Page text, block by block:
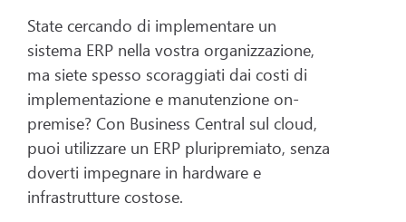
State cercando di implementare un
sistema ERP nella vostra organizzazione,
ma siete spesso scoraggiati dai costi di
implementazione e manutenzione on-
premise? Con Business Central sul cloud,
puoi utilizzare un ERP pluripremiato, senza
doverti impegnare in hardware e
infrastrutture costose.